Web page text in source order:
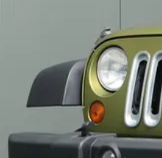
2008 · 75.171 km · Benzine · Automaat
Autobedrijf van Yperen· Mijdrecht
142)
Bekijk aanbieding →
Vergelijk